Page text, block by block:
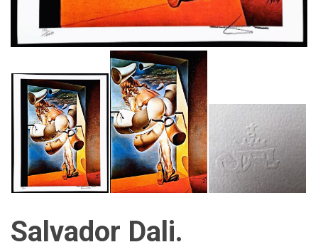
Salvador Dali.